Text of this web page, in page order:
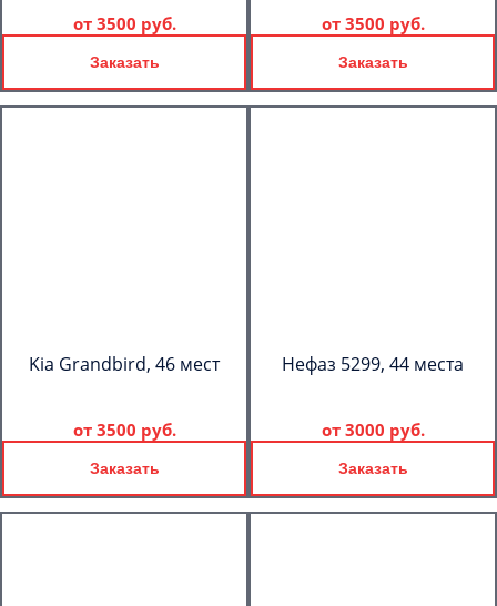
от 3500 руб.
Заказать
от 3500 руб.
Заказать
Kia Grandbird, 46 мест
от 3500 руб.
Заказать
Нефаз 5299, 44 места
от 3000 руб.
Заказать